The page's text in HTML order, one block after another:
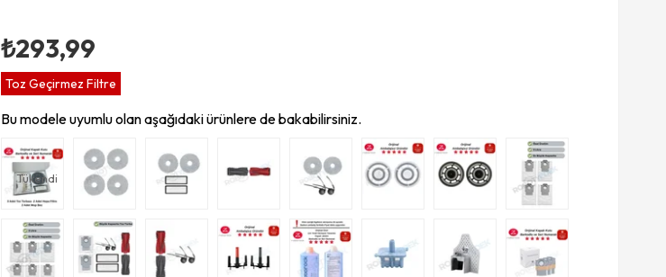
₺293,99
Toz Geçirmez Filtre
Bu modele uyumlu olan aşağıdaki ürünlere de bakabilirsiniz.
Tükendi